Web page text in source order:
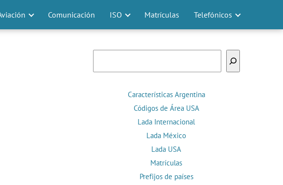
Comunicación ISO Matrículas Telefónicos
Características Argentina
Códigos de Área USA
Lada Internacional
Lada México
Lada USA
Matrículas
Prefijos de países